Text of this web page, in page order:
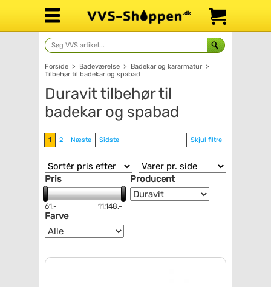
Forside > Badeværelse > Badekar og kararmatur >
Tilbehør til badekar og spabad
Duravit tilbehør til
badekar og spabad
1 2 Næste Sidste Skjul filtre
Pris
61,- 11.148,-
Producent
Farve